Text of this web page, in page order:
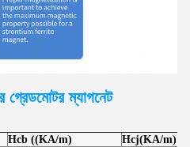
গ্রেডমোটর ম্যাগনেট
Hcb ((KA/m)
Hcj(KA/m)